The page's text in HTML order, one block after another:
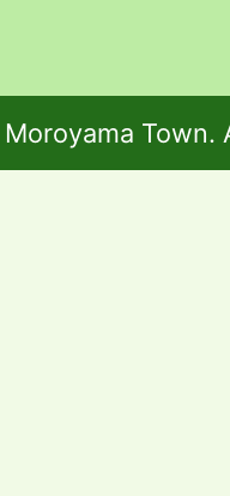
Town.